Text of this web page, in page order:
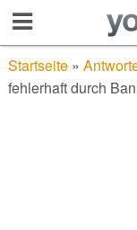
Startseite»
fehlerhaft durch